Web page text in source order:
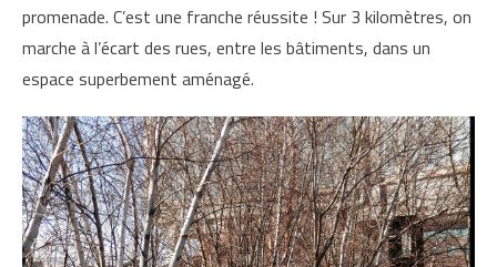
promenade. C’est une franche réussite ! Sur 3 kilomètres, on
marche à l’écart des rues, entre les bâtiments, dans un
espace superbement aménagé.